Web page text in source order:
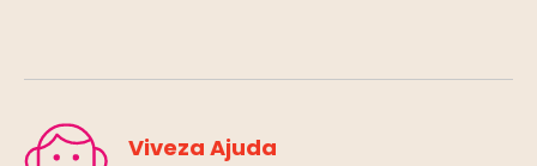
Viveza Ajuda